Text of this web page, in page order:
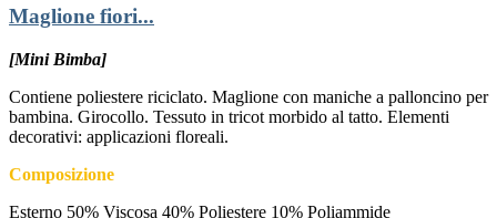
Maglione fiori...
[Mini Bimba]
Contiene poliestere riciclato. Maglione con maniche a palloncino per
bambina. Girocollo. Tessuto in tricot morbido al tatto. Elementi
decorativi: applicazioni floreali.
Composizione
Esterno 50% Viscosa 40% Poliestere 10% Poliammide